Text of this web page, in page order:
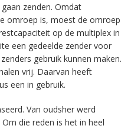
zenden. Omdat
omroep is, moest de omroep
op de multiplex in
een gedeelde zender voor
gebruik kunnen maken.
vrij. Daarvan heeft
een in gebruik.
Van oudsher werd
die reden is het in heel